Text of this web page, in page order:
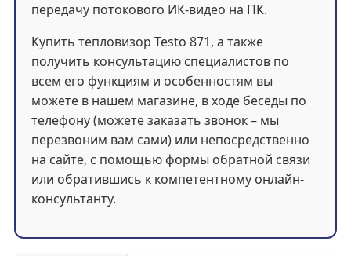
передачу потокового ИК-видео на ПК.
Купить тепловизор Testo 871, а также
получить консультацию специалистов по
всем его функциям и особенностям вы
можете в нашем магазине, в ходе беседы по
телефону (можете заказать звонок – мы
перезвоним вам сами) или непосредственно
на сайте, с помощью формы обратной связи
или обратившись к компетентному онлайн-
консультанту.